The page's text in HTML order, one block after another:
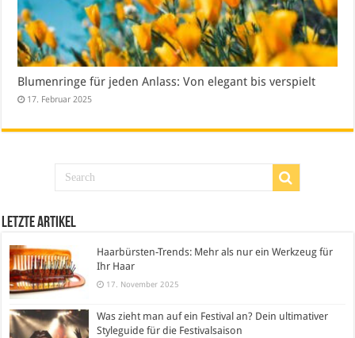
Blumenringe für jeden Anlass: Von elegant bis verspielt
17. Februar 2025
Letzte Artikel
Haarbürsten-Trends: Mehr als nur ein Werkzeug für
Ihr Haar
17. November 2025
Was zieht man auf ein Festival an? Dein ultimativer
Styleguide für die Festivalsaison